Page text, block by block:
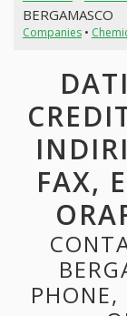
BERGAMASCO
Companies•
FAX,